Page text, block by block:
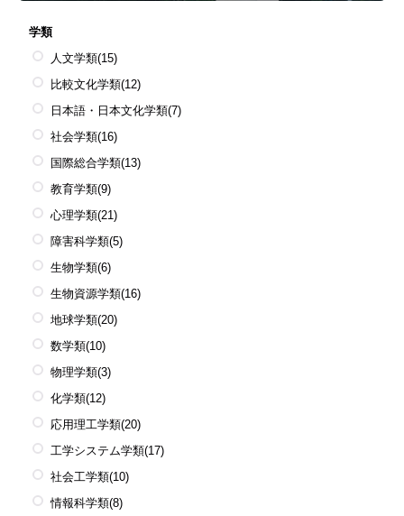
学類
人文学類(15)
比較文化学類(12)
日本語・日本文化学類(7)
社会学類(16)
国際総合学類(13)
教育学類(9)
心理学類(21)
障害科学類(5)
生物学類(6)
生物資源学類(16)
地球学類(20)
数学類(10)
物理学類(3)
化学類(12)
応用理工学類(20)
工学システム学類(17)
社会工学類(10)
情報科学類(8)